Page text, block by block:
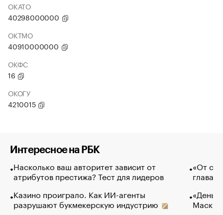
ОКАТО
40298000000
ОКТМО
40910000000
ОКФС
16
ОКОГУ
4210015
Интересное на РБК
Насколько ваш авторитет зависит от
атрибутов престижа? Тест для лидеров
Казино проиграло. Как ИИ-агенты
разрушают букмекерскую индустрию
«От
глава
Маск в